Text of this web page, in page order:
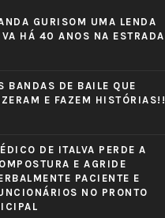
GURISOM UMA LENDA
HÁ 40 ANOS NA ESTRADA
BANDAS DE BAILE QUE
E FAZEM HISTÓRIAS!!
DE ITALVA PERDE A
E AGRIDE
PACIENTE E
NO PRONTO